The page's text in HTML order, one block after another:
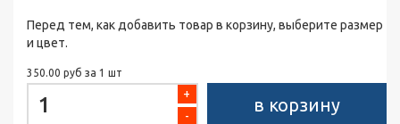
Перед тем, как добавить товар в корзину, выберите размер
и цвет.
350.00 руб за 1 шт
-
+
в корзину